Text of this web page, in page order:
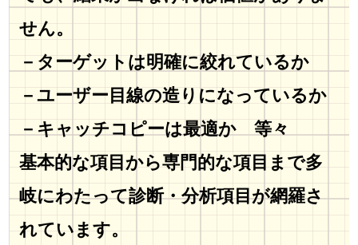
せん。
－ターゲットは明確に絞れているか
－ユーザー目線の造りになっているか
－キャッチコピーは最適か 等々
基本的な項目から専門的な項目まで多
岐にわたって診断・分析項目が網羅さ
れています。